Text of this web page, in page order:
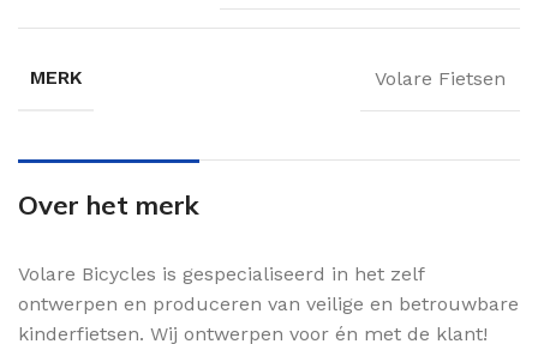
MERK Volare Fietsen
Over het merk
Volare Bicycles is gespecialiseerd in het zelf
ontwerpen en produceren van veilige en betrouwbare
kinderfietsen. Wij ontwerpen voor én met de klant!